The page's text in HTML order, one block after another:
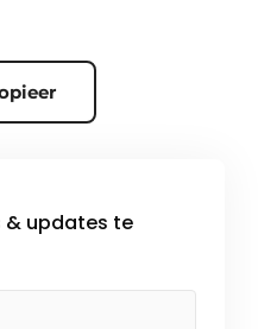
& updates te